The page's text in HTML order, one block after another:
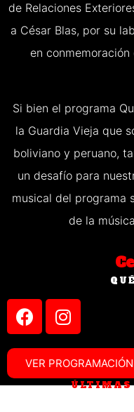
de Relaciones
a César Blas, por su
en
Si bien el programa
la Guardia Vieja que
boliviano y peruano,
un desafío para
musical del programa
de la
VER PROGRAMACIÓN
ÚLTIMAS